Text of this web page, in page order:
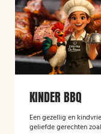
KINDER BBQ
Een gezellig en
geliefde gerechten